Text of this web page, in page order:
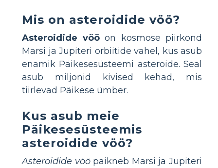
Mis on asteroidide vöö?
Asteroidide vööon kosmose piirkond
Marsi ja Jupiteri orbiitide vahel, kus asub
enamik Päikesesüsteemi asteroide. Seal
asub miljonid kivised kehad, mis
tiirlevad Päikese ümber.
Kus asub meie
Päikesesüsteemis
asteroidide vöö?
Asteroidide vööpaikneb Marsi ja Jupiteri